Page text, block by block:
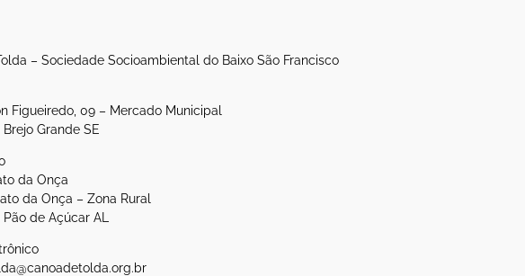
– Sociedade Socioambiental do Baixo São Francisco
Figueiredo, 09 – Mercado Municipal
Grande SE
da Onça
da Onça – Zona Rural
de Açúcar AL